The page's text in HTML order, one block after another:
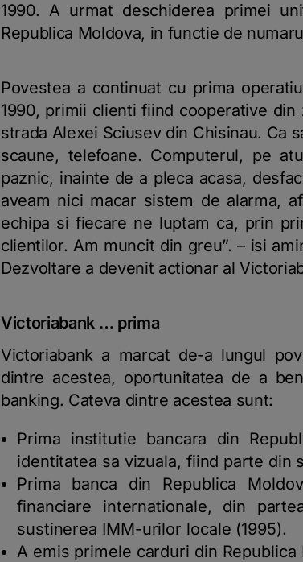
1990. A urmat deschiderea primei
Republica Moldova, in functie de
Povestea a continuat cu prima
1990, primii clienti fiind cooperative din
strada Alexei Sciusev din Chisinau. Ca
scaune, telefoane. Computerul, pe
paznic, inainte de a pleca acasa,
aveam nici macar sistem de alarma,
echipa si fiecare ne luptam ca, prin
clientilor. Am muncit din greu”. – isi
Dezvoltare a devenit actionar al
Victoriabank … prima
Victoriabank a marcat de-a lungul
dintre acestea, oportunitatea de a
banking. Cateva dintre acestea sunt:
Prima institutie bancara din
identitatea sa vizuala, fiind parte din
Prima banca din Republica
financiare internationale, din
sustinerea IMM-urilor locale (1995).
A emis primele carduri din Republica